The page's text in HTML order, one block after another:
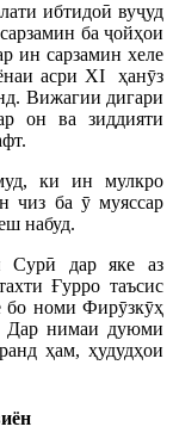
ибтидоӣ вуҷуд
ба ҷойҳои
ин сарзамин хеле
асри XI ҳанӯз
Вижагии дигари
он ва зиддияти
ки ин мулкро
чиз ба ӯ муяссар
набуд.
Сурӣ дар яке аз
Ғурро таъсис
бо номи Фирӯзкӯҳ
Дар нимаи дуюми
ҳам, ҳудудҳои